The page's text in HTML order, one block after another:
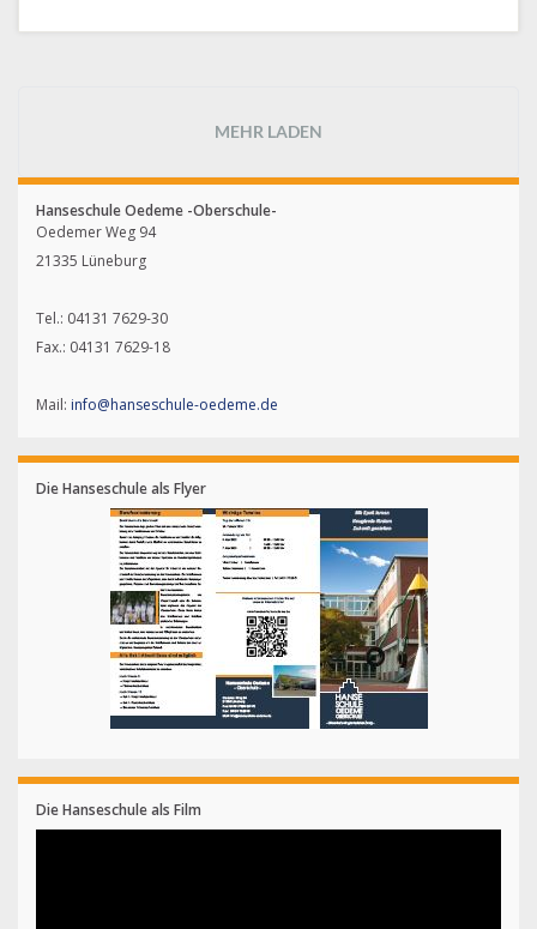
MEHR LADEN
Hanseschule Oedeme -Oberschule-
Oedemer Weg 94
21335 Lüneburg
Tel.: 04131 7629-30
Fax.: 04131 7629-18
Mail: info@hanseschule-oedeme.de
Die Hanseschule als Flyer
Die Hanseschule als Film